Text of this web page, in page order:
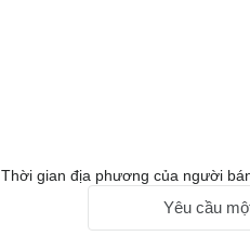
Thời gian địa phương của người
Yêu cầu